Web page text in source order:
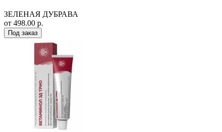
ЗЕЛЕНАЯ ДУБРАВА
от 498.00 р.
Под заказ